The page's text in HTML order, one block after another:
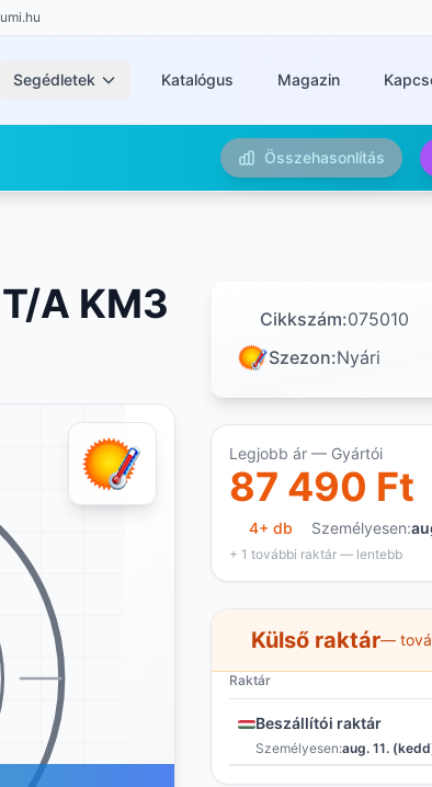
Segédletek Katalógus Magazin
Összehasonlítás
A KM3 Cikkszám:075010
Szezon:Nyári
Legjobb ár — Gyártói
87 490 Ft
4+ db Személyesen:
+ 1 további raktár — lentebb
Külső raktár—
Raktár
Beszállítói raktár
Személyesen:aug. 11.